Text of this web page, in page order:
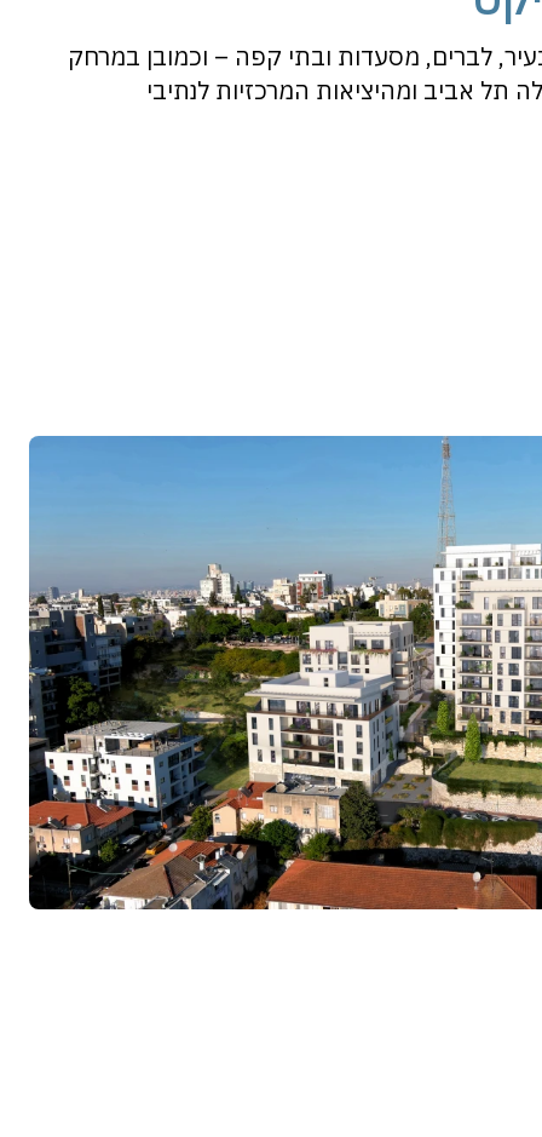
לברים, מסעדות ובתי קפה – וכמובן במרחק
תל אביב ומהיציאות המרכזיות לנתיבי